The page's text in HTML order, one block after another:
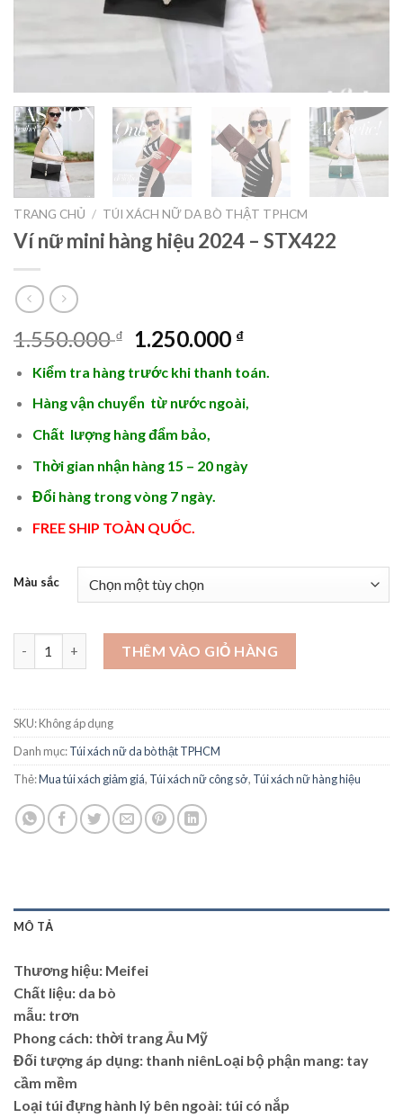
TRANG CHỦ / TÚI XÁCH NỮ DA BÒ THẬT TPHCM
Ví nữ mini hàng hiệu 2024 – STX422
1.550.000₫
Giá
là:
1.550.000 ₫.
1.250.000 ₫Giá
tại
là:
Kiểm tra hàng trước khi thanh toán.
Hàng vận chuyển từ nước ngoài,
Chất lượng hàng đẩm bảo,
Thời gian nhận hàng 15 – 20 ngày
Đổi hàng trong vòng 7 ngày.
FREE SHIP TOÀN QUỐC.
Màu sắc
Ví nữ mini hàng hiệu 2024 - STX422 số lượng
THÊM VÀO GIỎ HÀNG
SKU:Không áp dụng
Danh mục:Túi xách nữ da bò thật TPHCM
Thẻ:Mua túi xách giảm giá, Túi xách nữ công sở, Túi xách nữ hàng hiệu
MÔ TẢ
Thương hiệu: Meifei
Chất liệu: da bò
mẫu: trơn
Phong cách: thời trang Âu Mỹ
Đối tượng áp dụng: thanh niênLoại bộ phận mang: tay
cầm mềm
Loại túi đựng hành lý bên ngoài: túi có nắp